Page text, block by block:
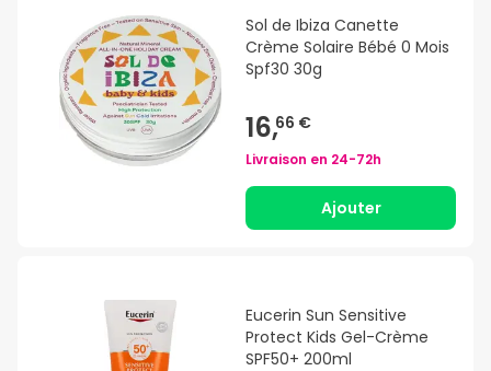
Sol de Ibiza Canette
Crème Solaire Bébé 0 Mois
Spf30 30g
16,66 €
Livraison en 24-72h
Ajouter
Eucerin Sun Sensitive
Protect Kids Gel-Crème
SPF50+ 200ml